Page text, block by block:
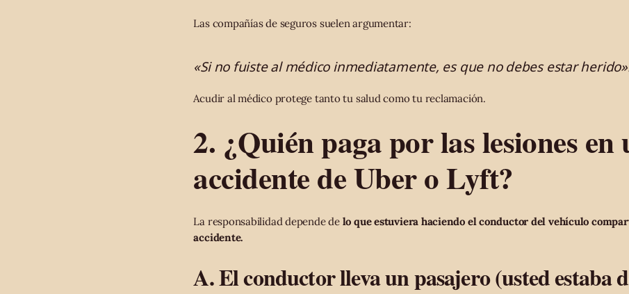
Las compañías de seguros suelen argumentar:
«Si no fuiste al médico inmediatamente, es que no debes estar
Acudir al médico protege tanto tu salud como tu reclamación.
2. ¿Quién paga por las lesiones en
accidente de Uber o Lyft?
La responsabilidad depende de lo que estuviera haciendo el conductor del vehículo
accidente.
A. El conductor lleva un pasajero (usted estaba